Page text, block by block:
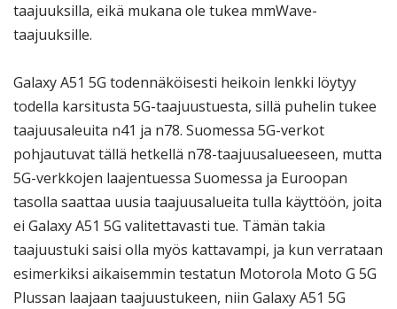
taajuuksilla, eikä mukana ole tukea mmWave-
taajuuksille.
Galaxy A51 5G todennäköisesti heikoin lenkki löytyy
todella karsitusta 5G-taajuustuesta, sillä puhelin tukee
taajuusaleuita n41 ja n78. Suomessa 5G-verkot
pohjautuvat tällä hetkellä n78-taajuusalueeseen, mutta
5G-verkkojen laajentuessa Suomessa ja Euroopan
tasolla saattaa uusia taajuusalueita tulla käyttöön, joita
ei Galaxy A51 5G valitettavasti tue. Tämän takia
taajuustuki saisi olla myös kattavampi, ja kun verrataan
esimerkiksi aikaisemmin testatun Motorola Moto G 5G
Plussan laajaan taajuustukeen, niin Galaxy A51 5G